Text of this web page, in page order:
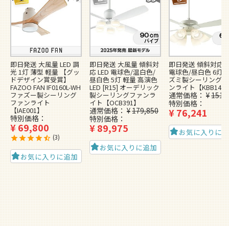
即日発送 大風量 LED 調
光 1灯 薄型 軽量 【グッ
ドデザイン賞受賞】
FAZOO FAN IF0160L-WH
ファズー製シーリング
ファンライト
【IAE001】
特別価格
¥69,800
3
お気に入りに追加
即日発送 大風量 傾斜対
応 LED 電球色/温白色/
昼白色 5灯 軽量 高演色
LED [R15] オーデリック
製シーリングファンラ
イト【OCB391】
通常価格 ¥179,850
特別価格
¥89,975
お気に入りに追加
即日発送 傾斜対応
電球色/昼白色 6灯
ズミ製シーリング
ンライト【KBB148
通常価格 ¥
特別価格
¥76,241
お気に入りに